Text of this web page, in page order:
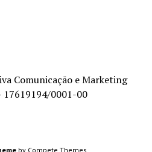
Comunicação e Marketing
17619194/0001-00
by Compete Themes.